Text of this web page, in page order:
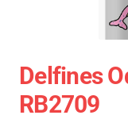
Delfines
RB2709